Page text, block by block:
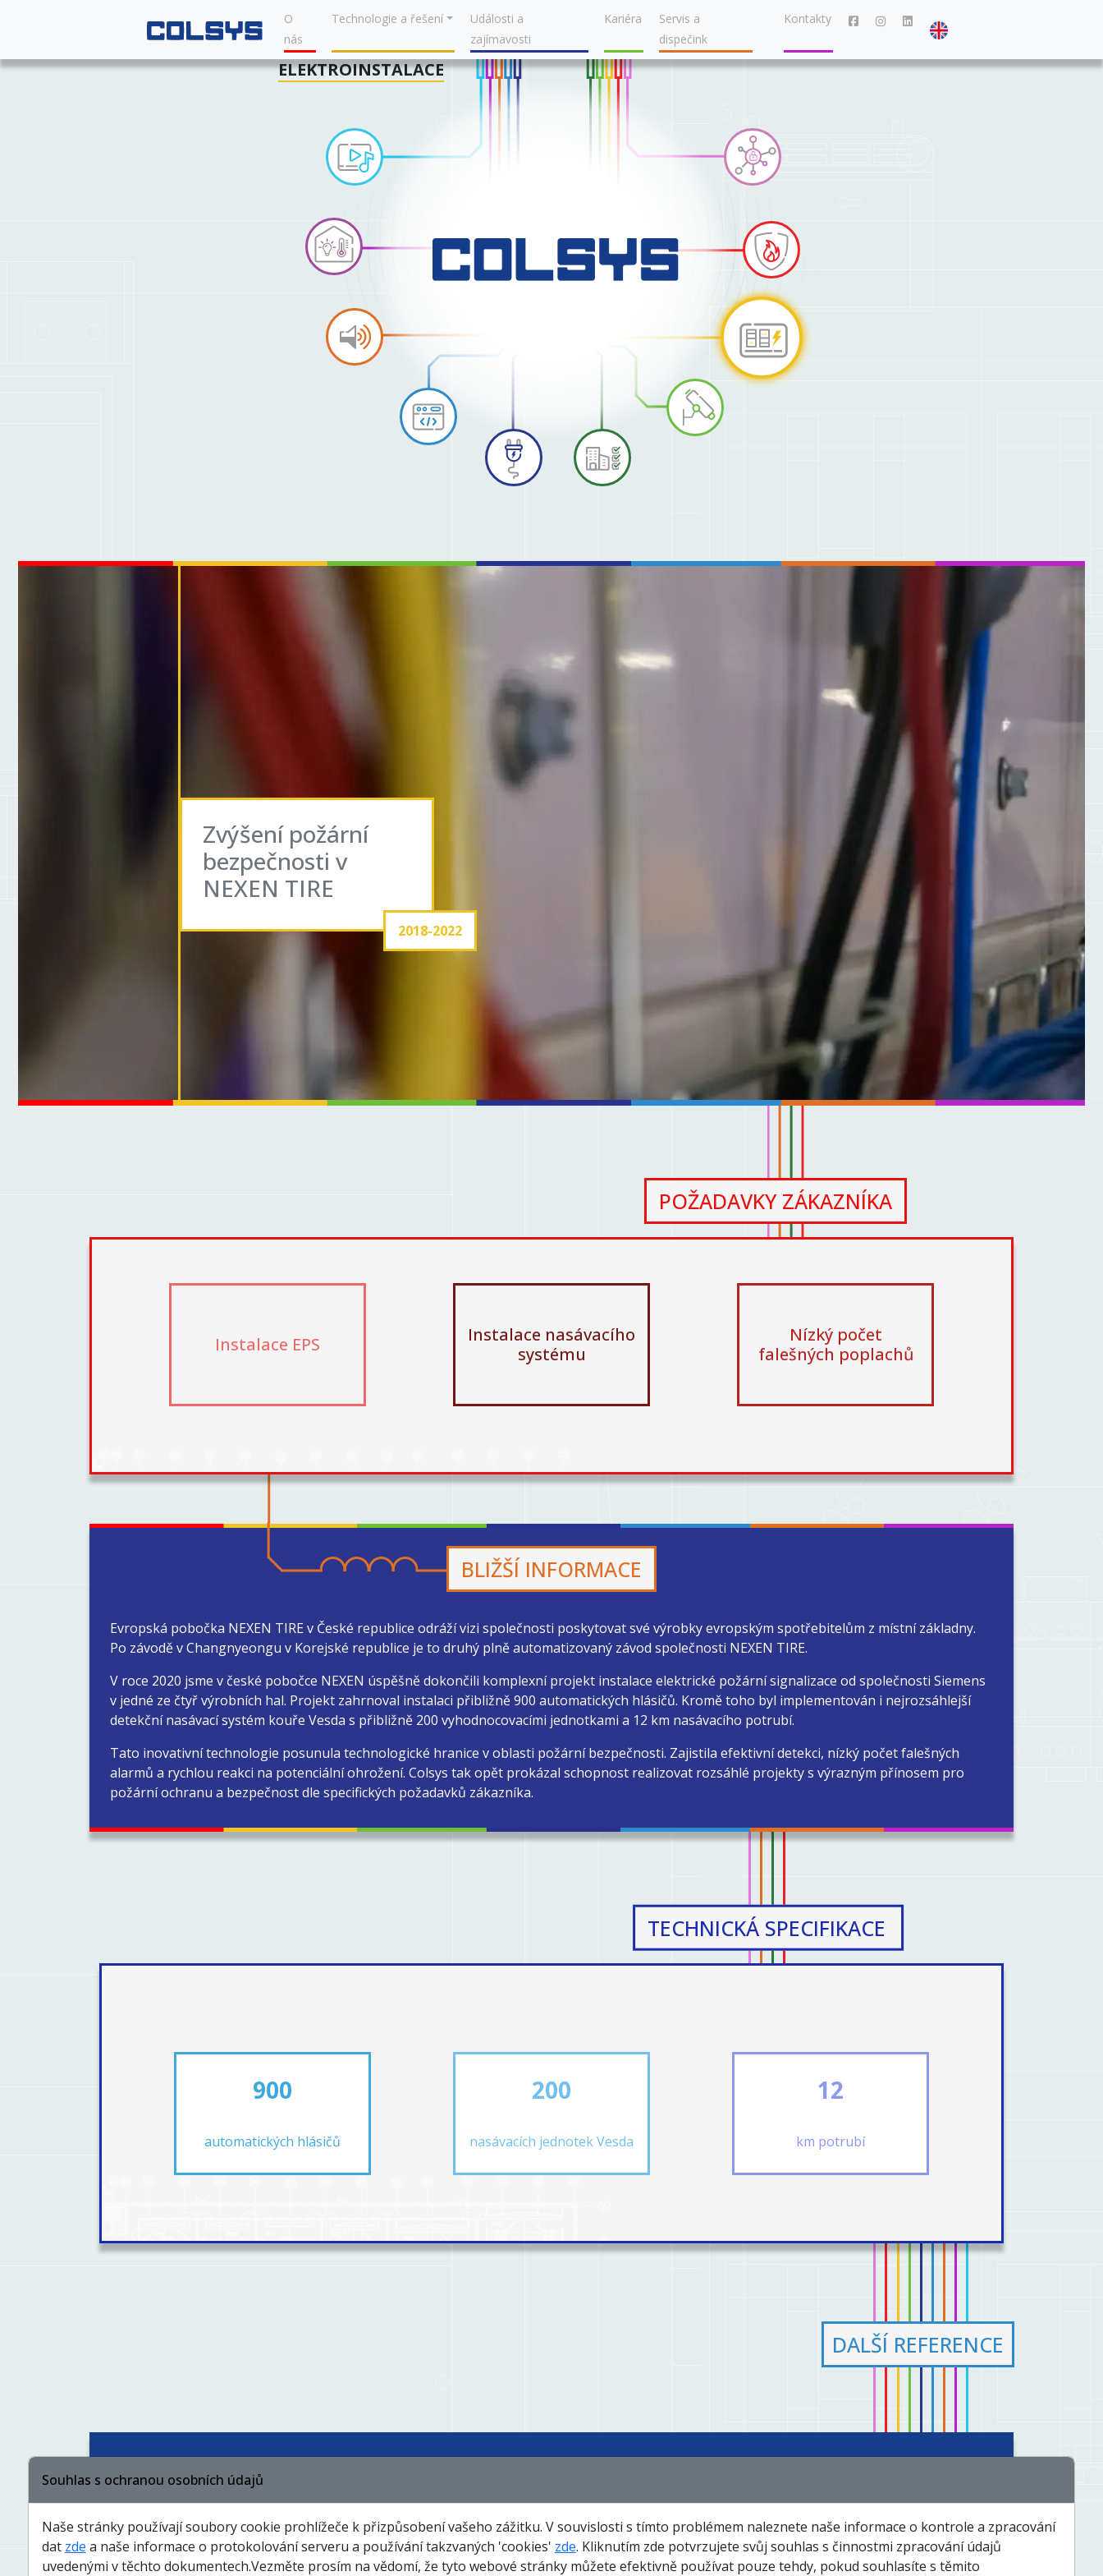
O
nás
Technologie a řešení
Události a
zajímavosti
Kariéra
Servis a
dispečink
Kontakty
Souhlas s ochranou osobních údajů
Naše stránky používají soubory cookie prohlížeče k přizpůsobení vašeho zážitku. V souvislosti s tímto problémem naleznete naše informace o kontrole a zpracování
dat zde a naše informace o protokolování serveru a používání takzvaných 'cookies' zde. Kliknutím zde potvrzujete svůj souhlas s činnostmi zpracování údajů
uvedenými v těchto dokumentech.Vezměte prosím na vědomí, že tyto webové stránky můžete efektivně používat pouze tehdy, pokud souhlasíte s těmito
ELEKTROINSTALACE
Zvýšení požární
bezpečnosti v
NEXEN TIRE
2018-2022
POŽADAVKY ZÁKAZNÍKA
Instalace EPS
Instalace nasávacího
systému
Nízký počet
falešných poplachů
BLIŽŠÍ INFORMACE
Evropská pobočka NEXEN TIRE v České republice odráží vizi společnosti poskytovat své výrobky evropským spotřebitelům z místní základny.
Po závodě v Changnyeongu v Korejské republice je to druhý plně automatizovaný závod společnosti NEXEN TIRE.
V roce 2020 jsme v české pobočce NEXEN úspěšně dokončili komplexní projekt instalace elektrické požární signalizace od společnosti Siemens
v jedné ze čtyř výrobních hal. Projekt zahrnoval instalaci přibližně 900 automatických hlásičů. Kromě toho byl implementován i nejrozsáhlejší
detekční nasávací systém kouře Vesda s přibližně 200 vyhodnocovacími jednotkami a 12 km nasávacího potrubí.
Tato inovativní technologie posunula technologické hranice v oblasti požární bezpečnosti. Zajistila efektivní detekci, nízký počet falešných
alarmů a rychlou reakci na potenciální ohrožení. Colsys tak opět prokázal schopnost realizovat rozsáhlé projekty s výrazným přínosem pro
požární ochranu a bezpečnost dle specifických požadavků zákazníka.
TECHNICKÁ SPECIFIKACE
900
automatických hlásičů
200
nasávacích jednotek Vesda
12
km potrubí
DALŠÍ REFERENCE
Čím se řídíme
Pro dodavatele Dotace Společenská odpovědnost Kariéra Servis a dispečink Kontakty